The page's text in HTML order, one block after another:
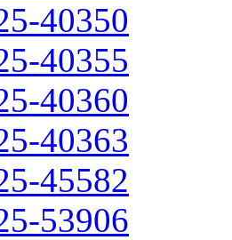
40350
40355
40360
40363
45582
53906